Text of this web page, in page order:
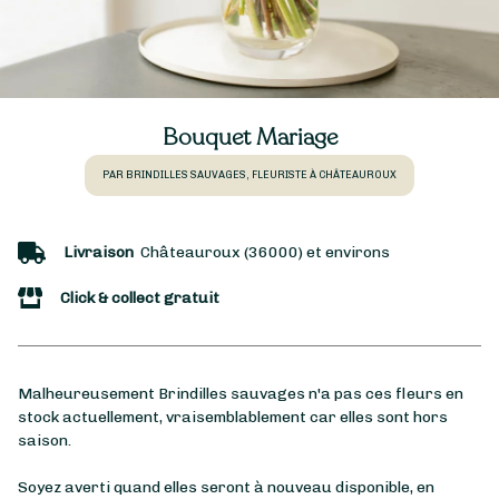
Bouquet Mariage
PAR BRINDILLES SAUVAGES, FLEURISTE À CHÂTEAUROUX
Livraison Châteauroux (36000) et environs
Click & collect gratuit
Malheureusement Brindilles sauvages n'a pas ces fleurs en
stock actuellement, vraisemblablement car elles sont hors
saison.
Soyez averti quand elles seront à nouveau disponible, en